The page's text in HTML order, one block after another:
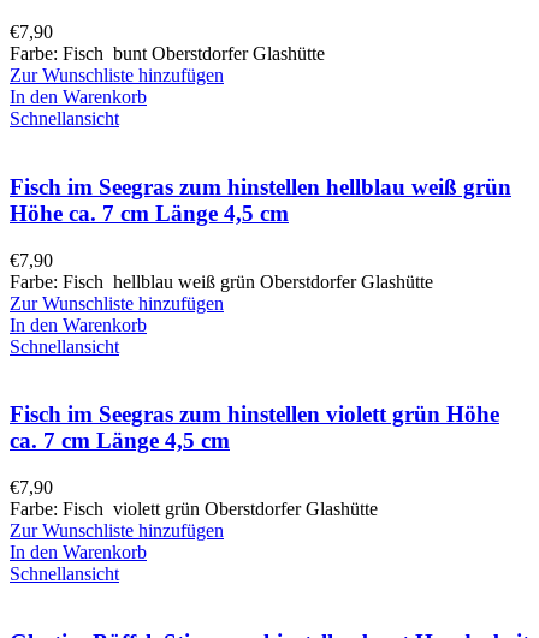
€7,90
Farbe: Fisch bunt Oberstdorfer Glashütte
Zur Wunschliste hinzufügen
In den Warenkorb
Schnellansicht
Fisch im Seegras zum hinstellen hellblau weiß grün
Höhe ca. 7 cm Länge 4,5 cm
€7,90
Farbe: Fisch hellblau weiß grün Oberstdorfer Glashütte
Zur Wunschliste hinzufügen
In den Warenkorb
Schnellansicht
Fisch im Seegras zum hinstellen violett grün Höhe
ca. 7 cm Länge 4,5 cm
€7,90
Farbe: Fisch violett grün Oberstdorfer Glashütte
Zur Wunschliste hinzufügen
In den Warenkorb
Schnellansicht